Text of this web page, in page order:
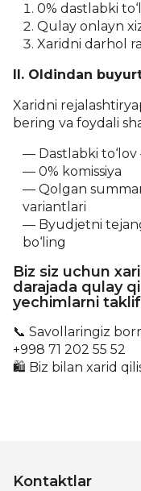
0% dastlabki
Qulay onlayn
Xaridni darhol
II. Oldindan
Xaridni
bering va foydali
Dastlabki
0% komissiya
Qolgan
variantlari
Byudjetni
bo‘ling
Biz siz uchun
darajada qulay
yechimlarni
📞 Savollaringiz
+998 71 202 55 52
🛍 Biz bilan xarid
Kontaktlar